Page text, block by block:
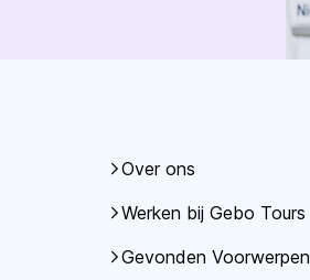
Over ons
Werken bij Gebo Tours
Gevonden Voorwerpen